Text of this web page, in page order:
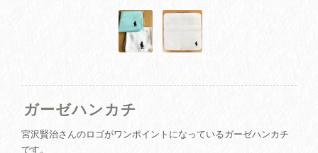
ガーゼハンカチ
宮沢賢治さんのロゴがワンポイントになっているガーゼハンカチ
です。